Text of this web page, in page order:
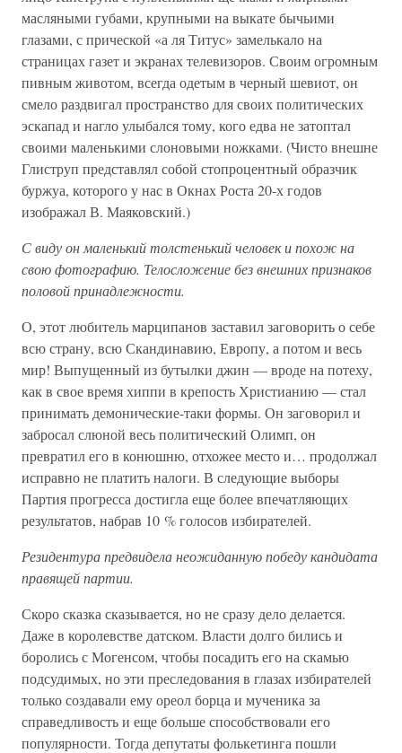
масляными губами, крупными на выкате бычьими
глазами, с прической «а ля Титус» замелькало на
страницах газет и экранах телевизоров. Своим огромным
пивным животом, всегда одетым в черный шевиот, он
смело раздвигал пространство для своих политических
эскапад и нагло улыбался тому, кого едва не затоптал
своими маленькими слоновыми ножками. (Чисто внешне
Глиструп представлял собой стопроцентный образчик
буржуа, которого у нас в Окнах Роста 20-х годов
изображал В. Маяковский.)
С виду он маленький толстенький человек и похож на
свою фотографию. Телосложение без внешних признаков
половой принадлежности.
О, этот любитель марципанов заставил заговорить о себе
всю страну, всю Скандинавию, Европу, а потом и весь
мир! Выпущенный из бутылки джин — вроде на потеху,
как в свое время хиппи в крепость Христианию — стал
принимать демонические-таки формы. Он заговорил и
забросал слюной весь политический Олимп, он
превратил его в конюшню, отхожее место и… продолжал
исправно не платить налоги. В следующие выборы
Партия прогресса достигла еще более впечатляющих
результатов, набрав 10 % голосов избирателей.
Резидентура предвидела неожиданную победу кандидата
правящей партии.
Скоро сказка сказывается, но не сразу дело делается.
Даже в королевстве датском. Власти долго бились и
боролись с Могенсом, чтобы посадить его на скамью
подсудимых, но эти преследования в глазах избирателей
только создавали ему ореол борца и мученика за
справедливость и еще больше способствовали его
популярности. Тогда депутаты фолькетинга пошли